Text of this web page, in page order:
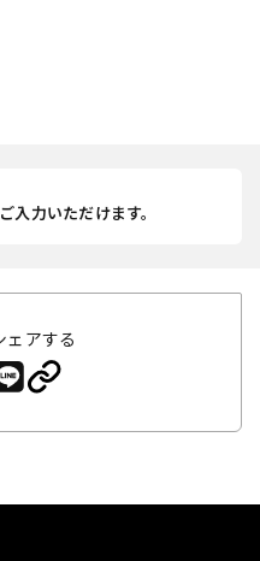
入力いただけます。
ェアする